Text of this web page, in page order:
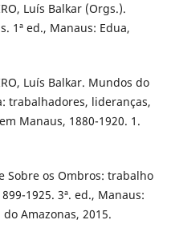
Luís Balkar (Orgs.).
1ª ed., Manaus: Edua,
Luís Balkar. Mundos do
trabalhadores, lideranças,
Manaus, 1880-1920. 1.
Sobre os Ombros: trabalho
1925. 3ª. ed., Manaus:
Amazonas, 2015.